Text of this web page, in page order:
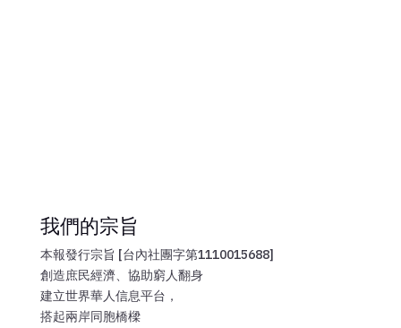
我們的宗旨
本報發行宗旨 [台內社團字第1110015688]
創造庶民經濟、協助窮人翻身
建立世界華人信息平台，
搭起兩岸同胞橋樑